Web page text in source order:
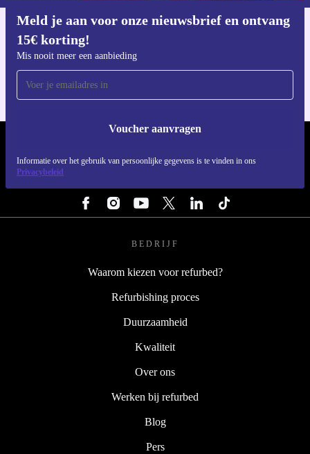
Meld je aan voor onze nieuwsbrief en ontvang
15€ korting!
Mis nooit meer een aanbieding
Voucher aanvragen
Informatie over het gebruik van persoonlijke gegevens is te vinden in ons
Privacybeleid
Voor iOS en Android
BEDRIJF
Waarom kiezen voor refurbed?
Refurbishing proces
Duurzaamheid
Kwaliteit
Over ons
Werken bij refurbed
Blog
Pers